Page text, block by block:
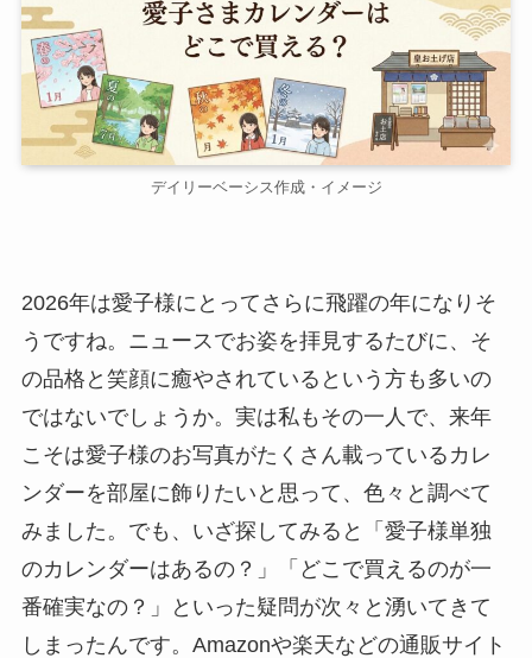
デイリーベーシス作成・イメージ
2026年は愛子様にとってさらに飛躍の年になりそ
うですね。ニュースでお姿を拝見するたびに、そ
の品格と笑顔に癒やされているという方も多いの
ではないでしょうか。実は私もその一人で、来年
こそは愛子様のお写真がたくさん載っているカレ
ンダーを部屋に飾りたいと思って、色々と調べて
みました。でも、いざ探してみると「愛子様単独
のカレンダーはあるの？」「どこで買えるのが一
番確実なの？」といった疑問が次々と湧いてきて
しまったんです。Amazonや楽天などの通販サイト